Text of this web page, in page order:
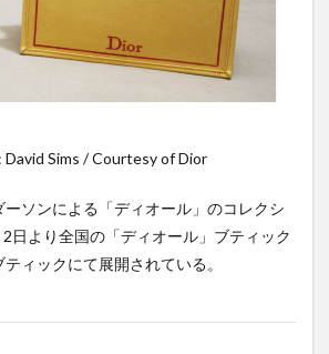
David Sims / Courtesy of Dior
ソンによる「ディオール」のコレクシ
日より全国の「ディオール」ブティック
ィックにて展開されている。